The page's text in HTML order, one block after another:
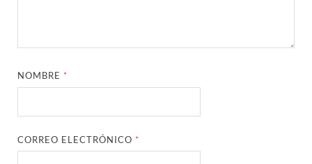
NOMBRE *
CORREO ELECTRÓNICO *